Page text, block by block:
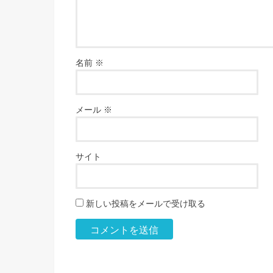
名前 ※
メール ※
サイト
新しい投稿をメールで受け取る